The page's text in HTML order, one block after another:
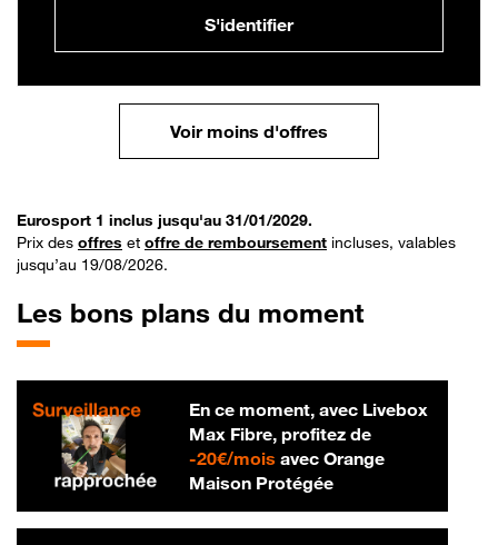
S'identifier
Voir moins d'offres
Eurosport 1 inclus jusqu'au 31/01/2029.
Prix des offres et offre de remboursement incluses, valables
jusqu’au 19/08/2026.
Les bons plans du moment
En ce moment, avec Livebox
Max Fibre, profitez de
-20€/mois20 € par mois
avec Orange
Maison Protégée